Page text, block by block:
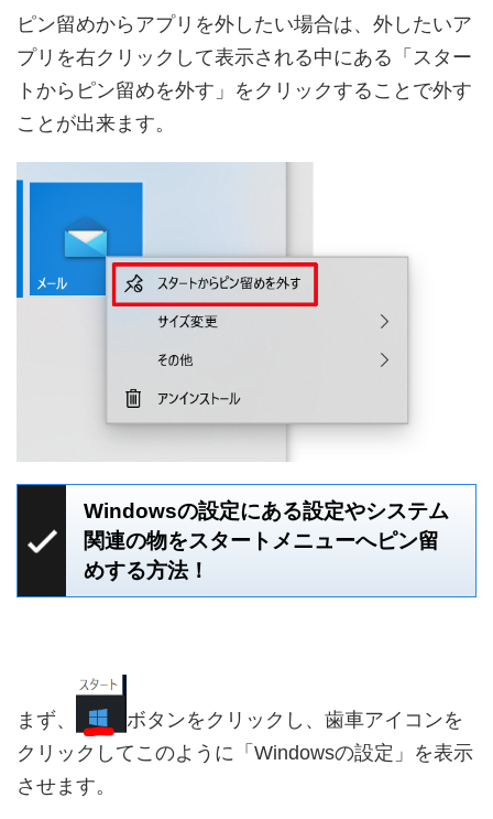
ピン留めからアプリを外したい場合は、外したいア
プリを右クリックして表示される中にある「スター
トからピン留めを外す」をクリックすることで外す
ことが出来ます。
Windowsの設定にある設定やシステム
関連の物をスタートメニューへピン留
めする方法！
まず、
ボタンをクリックし、歯車アイコンを
クリックしてこのように「Windowsの設定」を表示
させます。